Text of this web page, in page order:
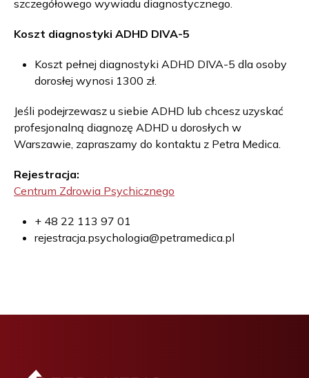
szczegółowego wywiadu diagnostycznego.
Koszt diagnostyki ADHD DIVA-5
Koszt pełnej diagnostyki ADHD DIVA-5 dla osoby
dorosłej wynosi 1300 zł.
Jeśli podejrzewasz u siebie ADHD lub chcesz uzyskać
profesjonalną diagnozę ADHD u dorosłych w
Warszawie, zapraszamy do kontaktu z Petra Medica.
Rejestracja:
Centrum Zdrowia Psychicznego
+ 48 22 113 97 01
rejestracja.psychologia@petramedica.pl